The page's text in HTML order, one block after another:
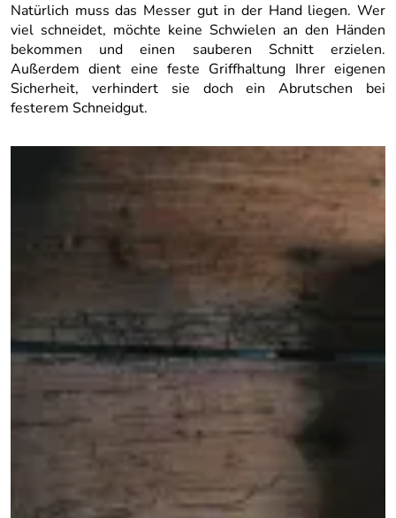
Natürlich muss das Messer gut in der Hand liegen. Wer
viel schneidet, möchte keine Schwielen an den Händen
bekommen und einen sauberen Schnitt erzielen.
Außerdem dient eine feste Griffhaltung Ihrer eigenen
Sicherheit, verhindert sie doch ein Abrutschen bei
festerem Schneidgut.